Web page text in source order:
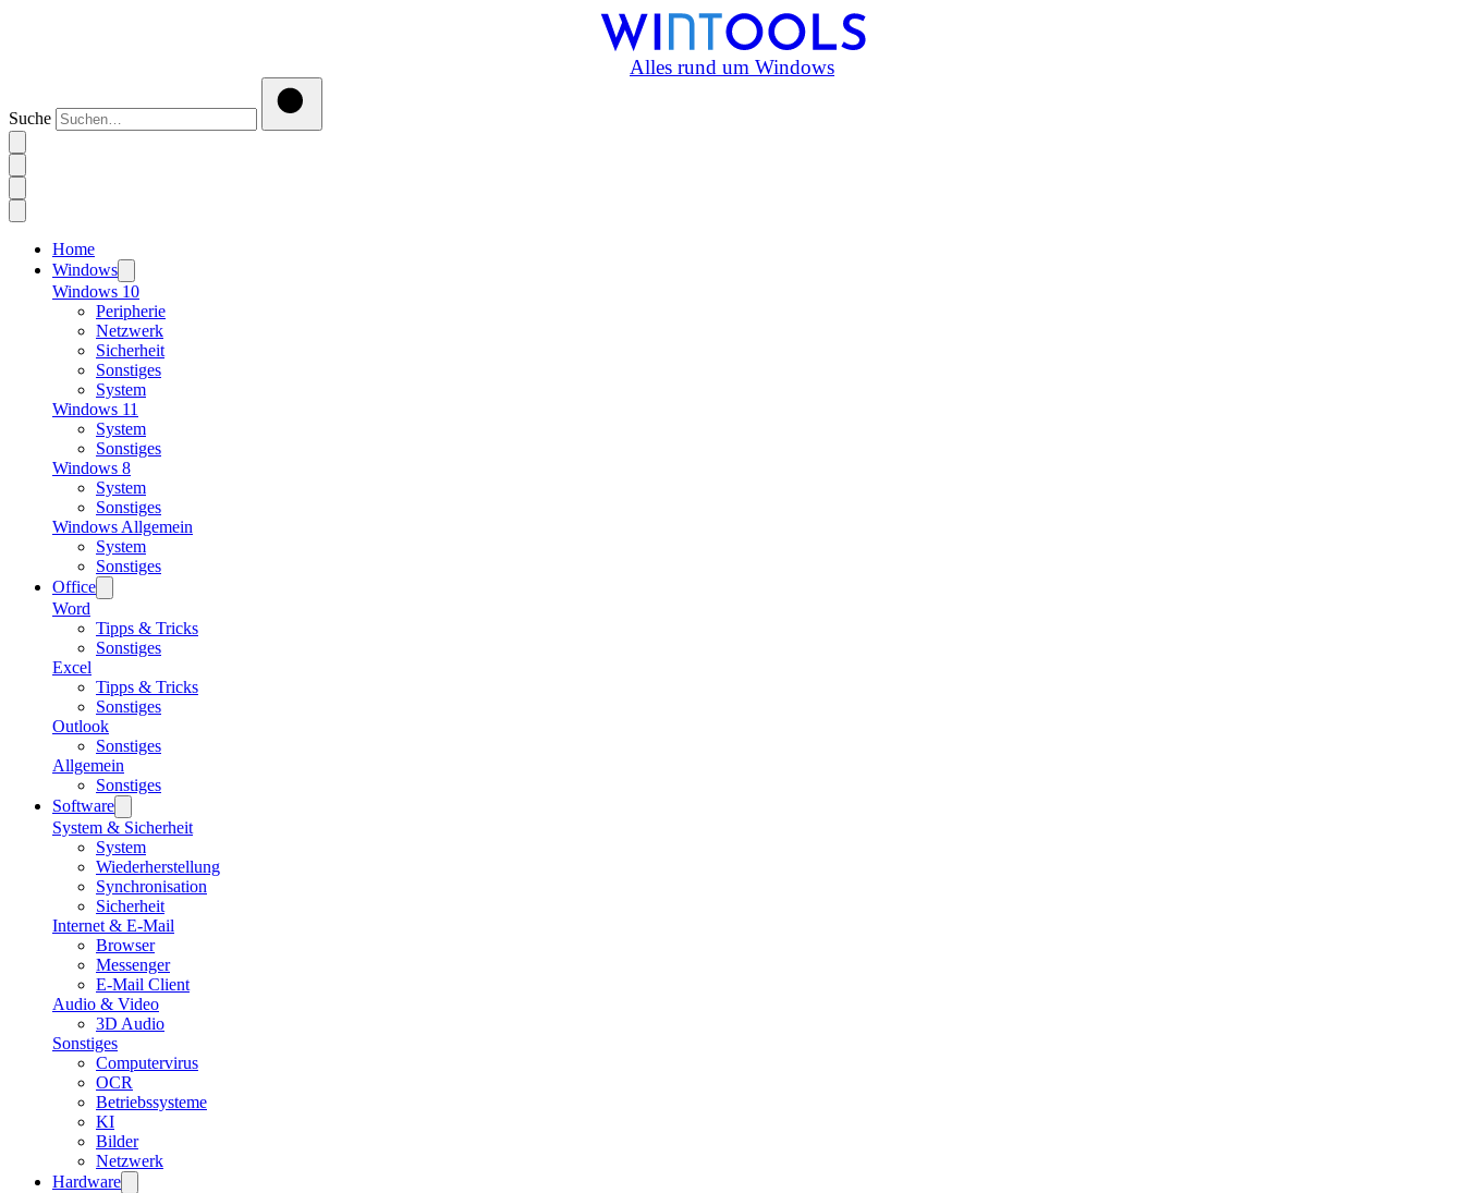
Alles rund um Windows
Suche
Home
Windows
Windows 10
Peripherie
Netzwerk
Sicherheit
Sonstiges
System
Windows 11
System
Sonstiges
Windows 8
System
Sonstiges
Windows Allgemein
System
Sonstiges
Office
Word
Tipps & Tricks
Sonstiges
Excel
Tipps & Tricks
Sonstiges
Outlook
Sonstiges
Allgemein
Sonstiges
Software
System & Sicherheit
System
Wiederherstellung
Synchronisation
Sicherheit
Internet & E-Mail
Browser
Messenger
E-Mail Client
Audio & Video
3D Audio
Sonstiges
Computervirus
OCR
Betriebssysteme
KI
Bilder
Netzwerk
Hardware